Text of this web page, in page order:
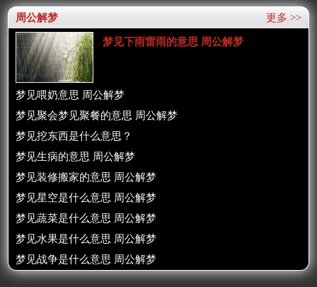
更多 >>
周公解梦
梦见下雨雷雨的意思 周公解梦
梦见喂奶意思 周公解梦
梦见聚会梦见聚餐的意思 周公解梦
梦见挖东西是什么意思？
梦见生病的意思 周公解梦
梦见装修搬家的意思 周公解梦
梦见星空是什么意思 周公解梦
梦见蔬菜是什么意思 周公解梦
梦见水果是什么意思 周公解梦
梦见战争是什么意思 周公解梦